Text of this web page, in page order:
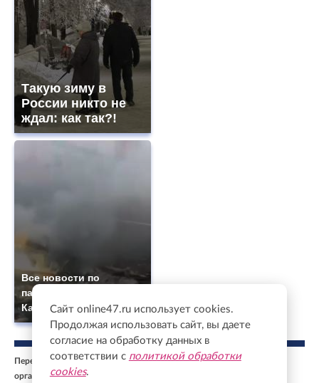
Такую зиму в
России никто не
ждал: как так?!
Все новости по
падению вертолета на
Кавказе: читать здесь
Перечень иностранных и международных неправительственных
организаций, деятельность которых признана нежелательной на
Сайт online47.ru использует cookies.
Продолжая использовать сайт, вы даете
согласие на обработку данных в
соответствии с политикой обработки
cookies.